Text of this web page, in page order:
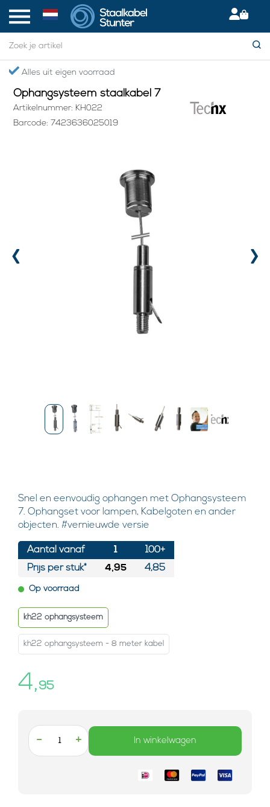
Gratis verzending boven €75,- in NL
Home > Ophangsysteem staalkabel 7
Ophangsysteem staalkabel 7
Artikelnummer: KH022
Barcode: 7423636025019
‹ ›
Snel en eenvoudig ophangen met Ophangsysteem
7. Ophangset voor lampen, Kabelgoten en ander
objecten. #vernieuwde versie
Aantal vanaf
Prijs per stuk*
1
4,95
100+
4,85
Op voorraad
kh22 ophangsysteem
kh22 ophangsysteem - 8 meter kabel
4,95
- + In winkelwagen